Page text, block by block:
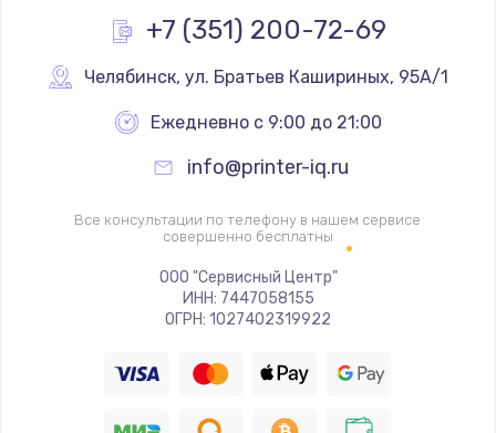
Заказать
Ремонт механики сканирующей головки
1350 руб.
Заказать
Перепрошивка, восстановление ПО
Заказать
+7 (351) 200-72-69
Челябинск, ул. Братьев Кашириных, 95А/1
Ежедневно с 9:00 до 21:00
info@printer-iq.ru
Все консультации по телефону в нашем сервисе
совершенно бесплатны
ООО "Сервисный Центр"
ИНН: 7447058155
ОГРН: 1027402319922